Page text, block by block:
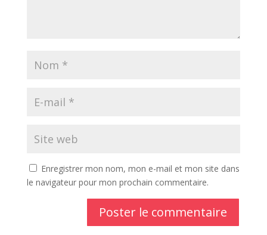
Enregistrer mon nom, mon e-mail et mon site dans
le navigateur pour mon prochain commentaire.